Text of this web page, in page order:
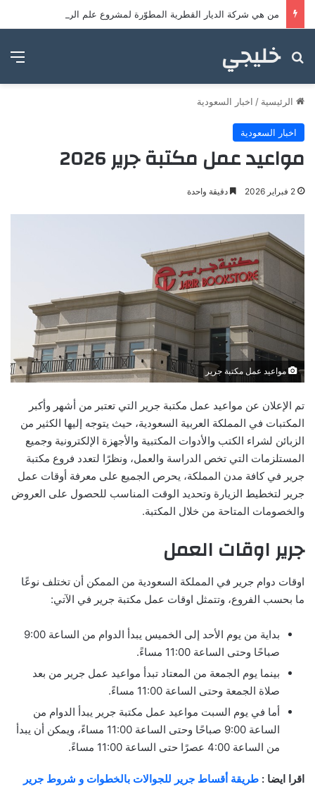
من هي شركة الديار القطرية المطوّرة لمشروع علم الروم؟
خليجي
بحث عن
الرئيسية / اخبار السعودية
اخبار السعودية
مواعيد عمل مكتبة جرير 2026
2 فبراير 2026 دقيقة واحدة
مواعيد عمل مكتبة جرير
تم الإعلان عن مواعيد عمل مكتبة جرير التي تعتبر من أشهر وأكبر
المكتبات في المملكة العربية السعودية، حيث يتوجه إليها الكثير من
الزبائن لشراء الكتب والأدوات المكتبية والأجهزة الإلكترونية وجميع
المستلزمات التي تخص الدراسة والعمل، ونظرًا لتعدد فروع مكتبة
جرير في كافة مدن المملكة، يحرص الجميع على معرفة أوقات عمل
جرير لتخطيط الزيارة وتحديد الوقت المناسب للحصول على العروض
والخصومات المتاحة من خلال المكتبة.
جرير اوقات العمل
اوقات دوام جرير في المملكة السعودية من الممكن أن تختلف نوعًا
ما بحسب الفروع، وتتمثل اوقات عمل مكتبة جرير في الآتي:
بداية من يوم الأحد إلى الخميس يبدأ الدوام من الساعة 9:00
صباحًا وحتى الساعة 11:00 مساءً.
بينما يوم الجمعة من المعتاد تبدأ مواعيد عمل جرير من بعد
صلاة الجمعة وحتى الساعة 11:00 مساءً.
أما في يوم السبت مواعيد عمل مكتبة جرير يبدأ الدوام من
الساعة 9:00 صباحًا وحتى الساعة 11:00 مساءً، ويمكن أن يبدأ
من الساعة 4:00 عصرًا حتى الساعة 11:00 مساءً.
اقرا ايضا : طريقة أقساط جرير للجوالات بالخطوات و شروط جرير